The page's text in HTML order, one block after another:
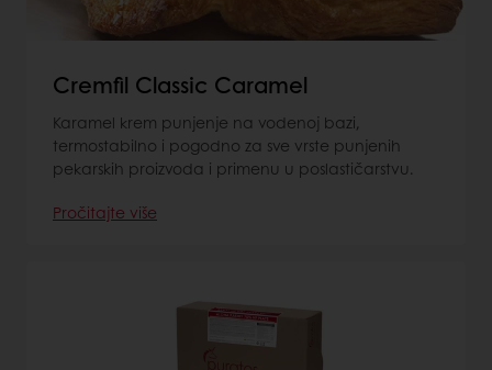
Cremfil Classic Caramel
Karamel krem punjenje na vodenoj bazi,
termostabilno i pogodno za sve vrste punjenih
pekarskih proizvoda i primenu u poslastičarstvu.
Pročitajte više